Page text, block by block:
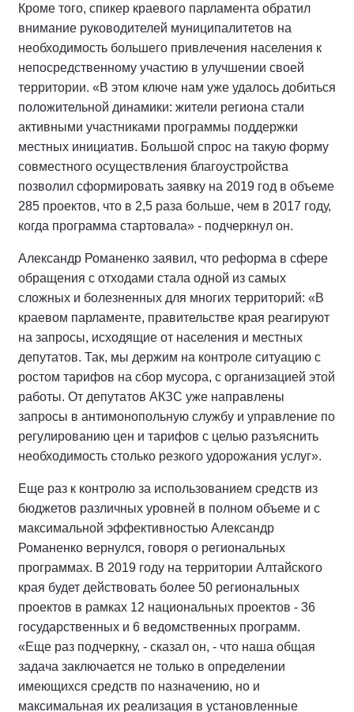
Кроме того, спикер краевого парламента обратил
внимание руководителей муниципалитетов на
необходимость большего привлечения населения к
непосредственному участию в улучшении своей
территории. «В этом ключе нам уже удалось добиться
положительной динамики: жители региона стали
активными участниками программы поддержки
местных инициатив. Большой спрос на такую форму
совместного осуществления благоустройства
позволил сформировать заявку на 2019 год в объеме
285 проектов, что в 2,5 раза больше, чем в 2017 году,
когда программа стартовала» - подчеркнул он.
Александр Романенко заявил, что реформа в сфере
обращения с отходами стала одной из самых
сложных и болезненных для многих территорий: «В
краевом парламенте, правительстве края реагируют
на запросы, исходящие от населения и местных
депутатов. Так, мы держим на контроле ситуацию с
ростом тарифов на сбор мусора, с организацией этой
работы. От депутатов АКЗС уже направлены
запросы в антимонопольную службу и управление по
регулированию цен и тарифов с целью разъяснить
необходимость столько резкого удорожания услуг».
Еще раз к контролю за использованием средств из
бюджетов различных уровней в полном объеме и с
максимальной эффективностью Александр
Романенко вернулся, говоря о региональных
программах. В 2019 году на территории Алтайского
края будет действовать более 50 региональных
проектов в рамках 12 национальных проектов - 36
государственных и 6 ведомственных программ.
«Еще раз подчеркну, - сказал он, - что наша общая
задача заключается не только в определении
имеющихся средств по назначению, но и
максимальная их реализация в установленные